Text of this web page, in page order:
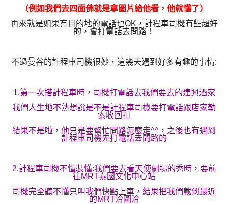
（例如我們去四面佛就是拿圖片給他看，他就懂了）
再來就是如果有目的地的電話也OK，計程車司機有些超好
的，會打電話去問路！
不過曼谷的計程車司機很妙，這幾天遇到好多有趣的事情:
1.第一次搭計程車時，司機打電話去我們要去的建興酒家
我們人生地不熟想說是不是計程車司機要打電話跟店家勒
索收回扣
結果不是啦，他只是要幫忙問路怎麼走^^，之後也有遇到
計程車司機先打電話去問路的
2.計程車司機不懂裝懂:我們要去看天使劇場的秀時，要前
往MRT泰國文化中心站
司機完全聽不懂只叫我們快點上車，結果把我們載到最近
的MRT洽圖洽